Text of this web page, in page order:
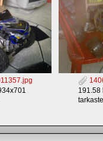
191.58